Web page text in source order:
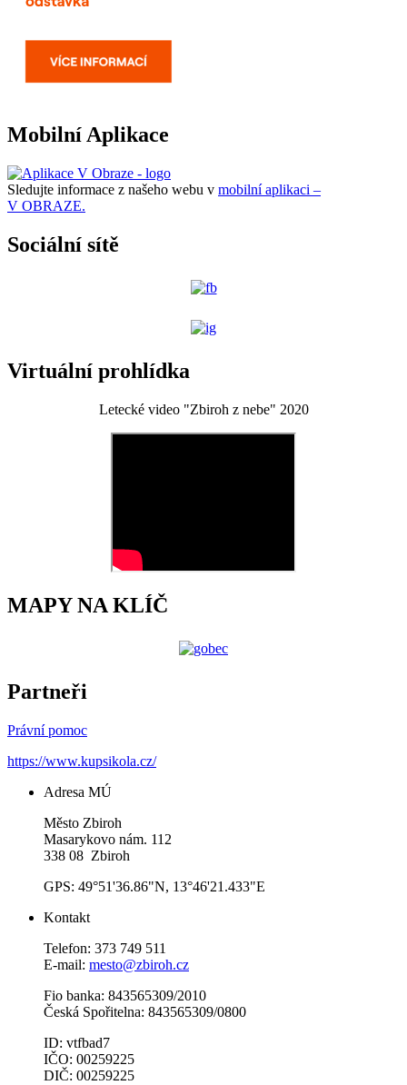
Mobilní Aplikace
Sledujte informace z našeho webu v mobilní aplikaci –
V OBRAZE.
Sociální sítě
Virtuální prohlídka
Letecké video "Zbiroh z nebe" 2020
MAPY NA KLÍČ
Partneři
Právní pomoc
https://www.kupsikola.cz/
Adresa MÚ
Město Zbiroh
Masarykovo nám. 112
338 08 Zbiroh
GPS: 49°51'36.86"N, 13°46'21.433"E
Kontakt
Telefon: 373 749 511
E-mail: mesto@zbiroh.cz
Fio banka: 843565309/2010
Česká Spořitelna: 843565309/0800
ID: vtfbad7
IČO: 00259225
DIČ: 00259225